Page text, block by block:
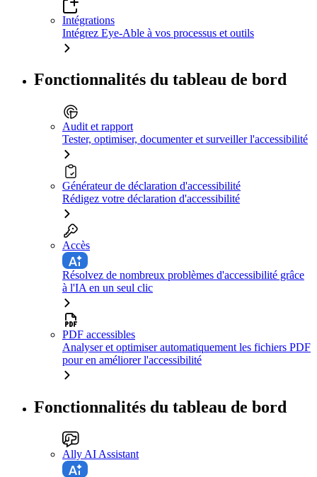
Intégrations
Intégrez Eye-Able à vos processus et outils
Fonctionnalités du tableau de bord
Audit et rapport
Tester, optimiser, documenter et surveiller l'accessibilité
Générateur de déclaration d'accessibilité
Rédigez votre déclaration d'accessibilité
Accès
Résolvez de nombreux problèmes d'accessibilité grâce
à l'IA en un seul clic
PDF accessibles
Analyser et optimiser automatiquement les fichiers PDF
pour en améliorer l'accessibilité
Fonctionnalités du tableau de bord
Ally AI Assistant